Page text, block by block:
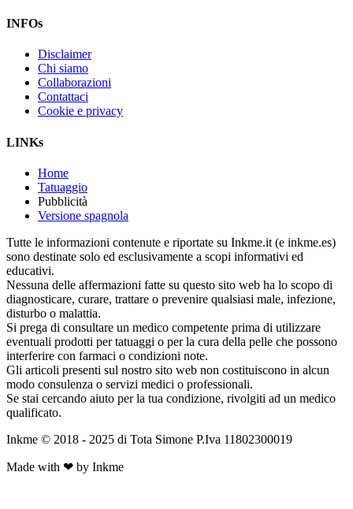
INFOs
Disclaimer
Chi siamo
Collaborazioni
Contattaci
Cookie e privacy
LINKs
Home
Tatuaggio
Pubblicità
Versione spagnola
Tutte le informazioni contenute e riportate su Inkme.it (e inkme.es)
sono destinate solo ed esclusivamente a scopi informativi ed
educativi.
Nessuna delle affermazioni fatte su questo sito web ha lo scopo di
diagnosticare, curare, trattare o prevenire qualsiasi male, infezione,
disturbo o malattia.
Si prega di consultare un medico competente prima di utilizzare
eventuali prodotti per tatuaggi o per la cura della pelle che possono
interferire con farmaci o condizioni note.
Gli articoli presenti sul nostro sito web non costituiscono in alcun
modo consulenza o servizi medici o professionali.
Se stai cercando aiuto per la tua condizione, rivolgiti ad un medico
qualificato.
Inkme © 2018 - 2025 di Tota Simone P.Iva 11802300019
Made with ❤ by Inkme